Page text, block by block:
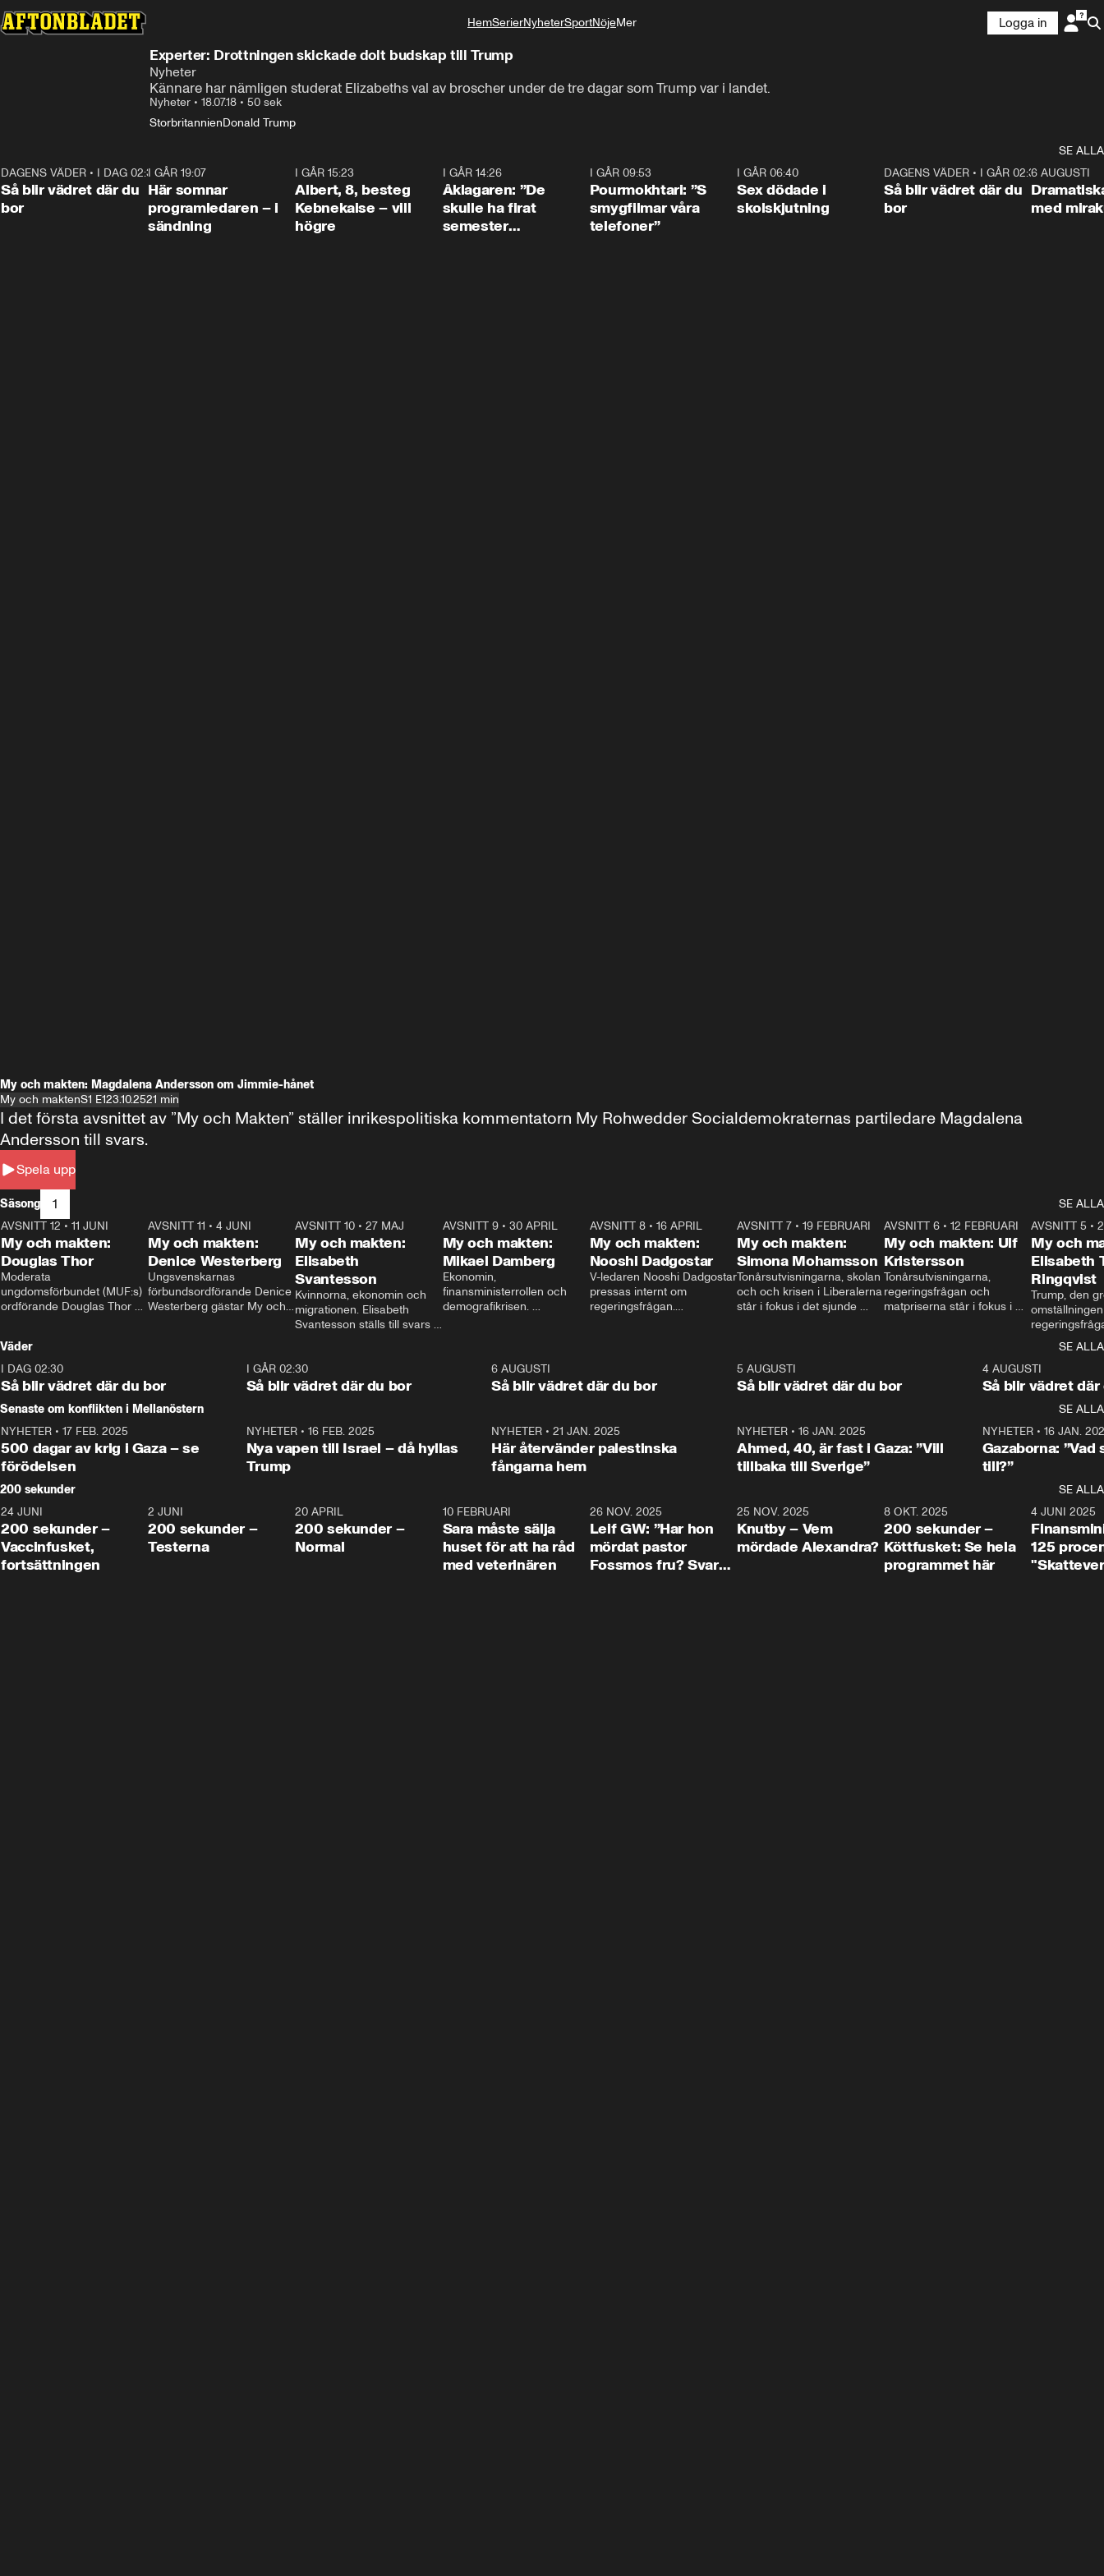
HemSerierNyheterSportNöjeMer
Logga in
Experter: Drottningen skickade dolt budskap till Trump
Nyheter
Kännare har nämligen studerat Elizabeths val av broscher under de tre dagar som Trump var i landet.
Nyheter • 18.07.18 • 50 sek
StorbritannienDonald Trump
SE ALLA
1:06
DAGENS VÄDER • I DAG 02:30
Så blir vädret där du
bor
I GÅR 19:07
Här somnar
programledaren – i
sändning
I GÅR 15:23
Albert, 8, besteg
Kebnekaise – vill
högre
I GÅR 14:26
Åklagaren: ”De
skulle ha firat
semester
I GÅR 09:53
Pourmokhtari: ”S
smygfilmar våra
telefoner”
I GÅR 06:40
Sex dödade i
skolskjutning
1:06
DAGENS VÄDER • I GÅR 02:30
Så blir vädret där du
bor
6 AUGUSTI
med
My och makten: Magdalena Andersson om Jimmie-hånet
My och maktenS1 E123.10.2521 min
Spela upp
I det första avsnittet av ”My och Makten” ställer inrikespolitiska kommentatorn My Rohwedder Socialdemokraternas partiledare Magdalena
Andersson till svars.
Säsong 1
SE ALLA
26:27
AVSNITT 12 • 11 JUNI
My och makten:
Douglas Thor
Moderata
ungdomsförbundet (MUF:s)
ordförande Douglas Thor
tonårsutvisningarna och hur
Moderaterna ska locka
väljare till valet i höst.
23:40
AVSNITT 11 •4 JUNI
My och makten:
Denice Westerberg
Ungsvenskarnas
förbundsordförande Denice
Westerberg gästar My och
AVSNITT 10 •27 MAJ
My och makten:
Elisabeth
Svantesson
Kvinnorna, ekonomin och
migrationen. Elisabeth
Svantesson ställs till svars
AVSNITT 9• 30 APRIL
My och makten:
Mikael Damberg
Ekonomin,
finansministerrollen och
demografikrisen.
och Makten.
AVSNITT 8• 16 APRIL
My och makten:
Nooshi Dadgostar
V-ledaren Nooshi Dadgostar
pressas internt om
regeringsfrågan.
– Vi ställer upp i val. Ska vi
vara med så sitter vi förstås
24:30
AVSNITT 7• 19 FEBRUARI
My och makten:
Simona Mohamsson
Tonårsutvisningarna, skolan
och och krisen i Liberalerna
står i fokus i det sjunde
kommentator My
Rohwedder ställer
utbildnings- och
Mohamsson till svars.
27:30
AVSNITT 6 •12 FEBRUARI
My och makten: Ulf
Kristersson
Tonårsutvisningarna,
regeringsfrågan och
matpriserna står i fokus i
Rohwedder ställer
statsminister Ulf Kristersson
AVSNITT 5 •
My och
Elisabeth
Ringqvist
Trump, den
centrum i
avsnittet av
Makten”. Se
Aftonbladets
Rohwedder
Thand Ring
Väder
SE ALLA
I DAG 02:30
Så blir vädret där du bor
1:06
I GÅR 02:30
Så blir vädret där du bor
6 AUGUSTI
Så blir vädret där du bor
5 AUGUSTI
Så blir vädret där du bor
4 AUGUSTI
Så blir vädret där
Senaste om konflikten i Mellanöstern
SE ALLA
NYHETER • 17 FEB. 2025
500 dagar av krig i Gaza – se
förödelsen
NYHETER• 16 FEB. 2025
Nya vapen till Israel – då hyllas
Trump
NYHETER •21 JAN. 2025
Här återvänder palestinska
fångarna hem
NYHETER• 16 JAN. 2025
Ahmed, 40, är fast i Gaza: ”Vill
tillbaka till Sverige”
NYHETER• 16 JAN.
Gazaborna:
till?”
200 sekunder
SE ALLA
5:00
24 JUNI
200 sekunder –
Vaccinfusket,
fortsättningen
4:23
2 JUNI
200 sekunder –
Testerna
20 APRIL
200 sekunder –
Normal
10 FEBRUARI
Sara måste sälja
huset för att ha råd
med veterinären
26 NOV. 2025
Leif GW: ”Har hon
mördat pastor
Fossmos fru? Svar
31:05
25 NOV. 2025
Knutby – Vem
mördade Alexandra?
4:29
8 OKT. 2025
200 sekunder –
Köttfusket: Se hela
programmet här
4 JUNI 2025
125